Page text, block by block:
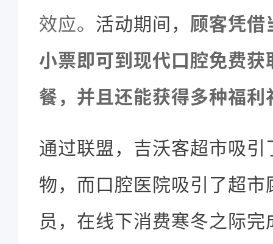
效应。 活动期间， 顾客凭借
小票即可到现代口腔免费
餐，并且还能获得多种福利
通过联盟，吉沃客超市吸
物，而口腔医院吸引了超
员，在线下消费寒冬之际